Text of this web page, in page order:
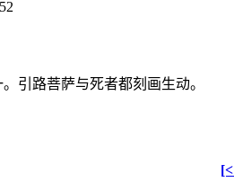
引路菩萨与死者都刻画生动。
[<